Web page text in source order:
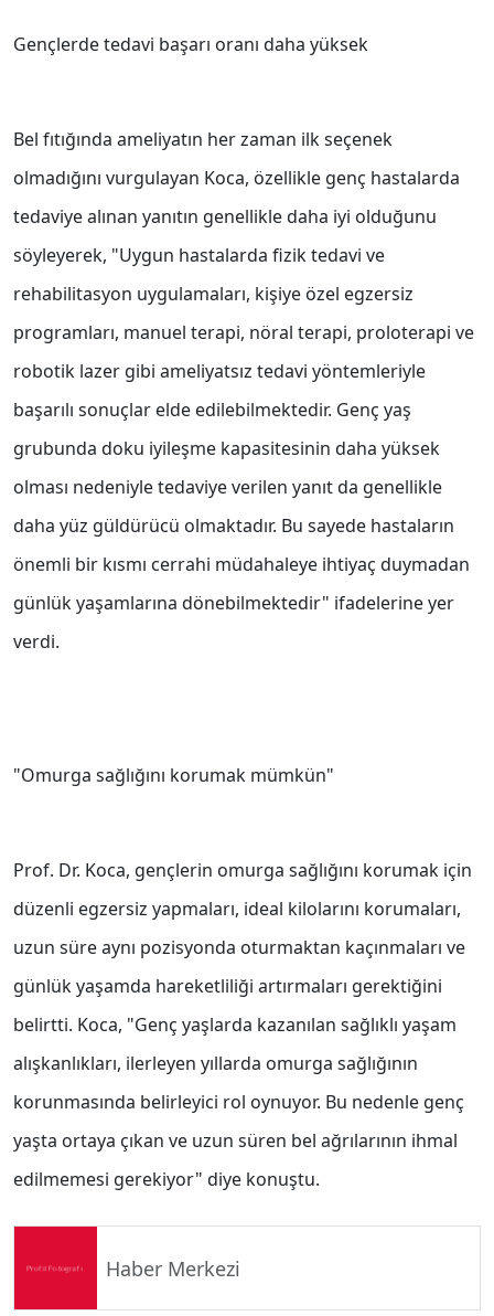
Gençlerde tedavi başarı oranı daha yüksek
Bel fıtığında ameliyatın her zaman ilk seçenek
olmadığını vurgulayan Koca, özellikle genç hastalarda
tedaviye alınan yanıtın genellikle daha iyi olduğunu
söyleyerek, "Uygun hastalarda fizik tedavi ve
rehabilitasyon uygulamaları, kişiye özel egzersiz
programları, manuel terapi, nöral terapi, proloterapi ve
robotik lazer gibi ameliyatsız tedavi yöntemleriyle
başarılı sonuçlar elde edilebilmektedir. Genç yaş
grubunda doku iyileşme kapasitesinin daha yüksek
olması nedeniyle tedaviye verilen yanıt da genellikle
daha yüz güldürücü olmaktadır. Bu sayede hastaların
önemli bir kısmı cerrahi müdahaleye ihtiyaç duymadan
günlük yaşamlarına dönebilmektedir" ifadelerine yer
verdi.
"Omurga sağlığını korumak mümkün"
Prof. Dr. Koca, gençlerin omurga sağlığını korumak için
düzenli egzersiz yapmaları, ideal kilolarını korumaları,
uzun süre aynı pozisyonda oturmaktan kaçınmaları ve
günlük yaşamda hareketliliği artırmaları gerektiğini
belirtti. Koca, "Genç yaşlarda kazanılan sağlıklı yaşam
alışkanlıkları, ilerleyen yıllarda omurga sağlığının
korunmasında belirleyici rol oynuyor. Bu nedenle genç
yaşta ortaya çıkan ve uzun süren bel ağrılarının ihmal
edilmemesi gerekiyor" diye konuştu.
Haber Merkezi